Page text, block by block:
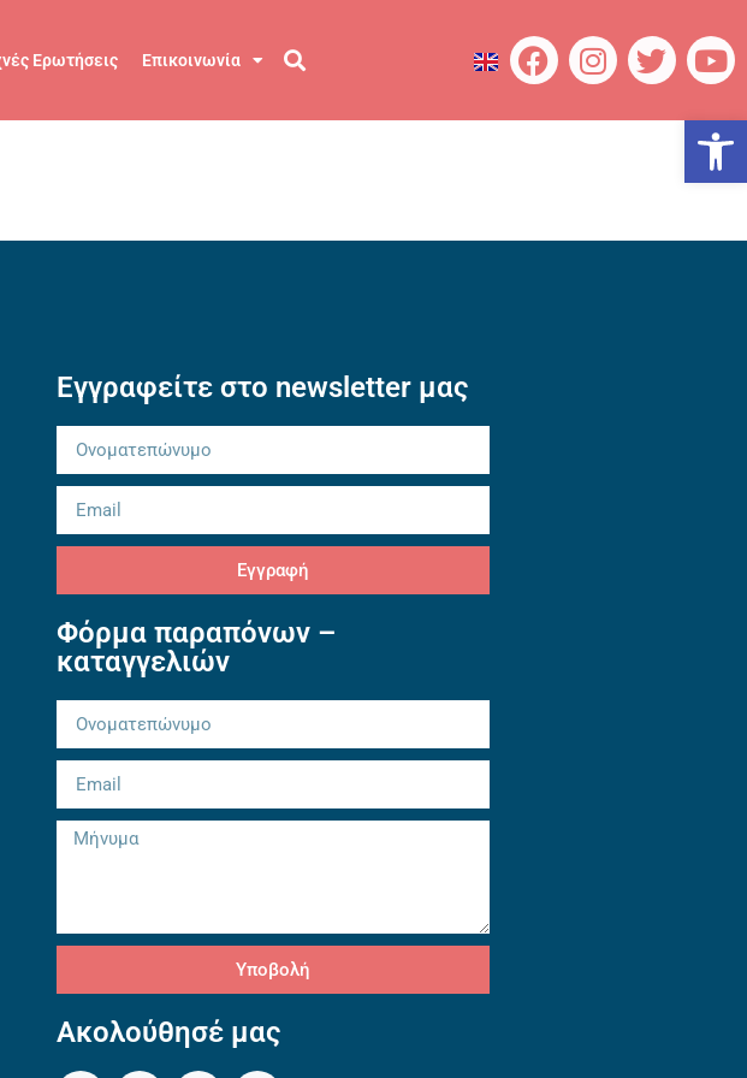
Ερωτήσεις Επικοινωνία
Εγγραφείτε στο newsletter μας
Εγγραφή
Φόρμα παραπόνων –
καταγγελιών
Υποβολή
Ακολούθησέ μας